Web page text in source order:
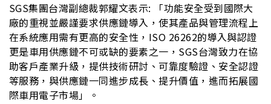
SGS集團台灣副總裁郭耀文表示: 「功能安全受到國際大
廠的重視並嚴謹要求供應鏈導入，使其產品與管理流程上
在系統應用需有更高的安全性，ISO 26262的導入與認證
更是車用供應鏈不可或缺的要素之一，SGS台灣致力在協
助客戶產業升級，提供技術研討、可靠度驗證、安全認證
等服務，與供應鏈一同進步成長、提升價值，進而拓展國
際車用電子市場」。